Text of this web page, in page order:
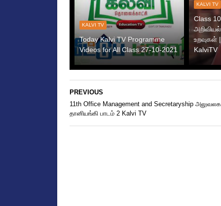
KALVI TV
Today Kalvi TV Programme
Videos for All Class 27-10-2021
KALVI TV
Class
உறவுகள்
KalviTV
PREVIOUS
11th Office Management and Secretaryship அலுவலக
தானியங்கி பாடம் 2 Kalvi TV